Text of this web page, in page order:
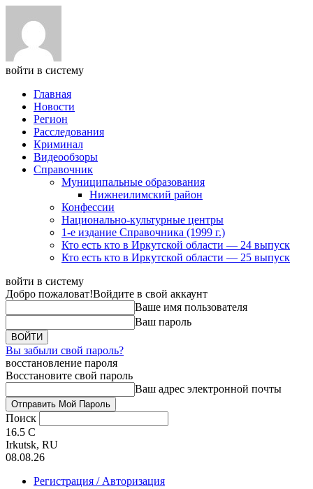
войти в систему
Главная
Новости
Регион
Расследования
Криминал
Видеообзоры
Справочник
Муниципальные образования
Нижнеилимский район
Конфессии
Национально-культурные центры
1-е издание Справочника (1999 г.)
Кто есть кто в Иркутской области — 24 выпуск
Кто есть кто в Иркутской области — 25 выпуск
войти в систему
Добро пожаловат!Войдите в свой аккаунт
Ваше имя пользователя
Ваш пароль
Вы забыли свой пароль?
восстановление пароля
Восстановите свой пароль
Ваш адрес электронной почты
Поиск
16.5 C
Irkutsk, RU
08.08.26
Регистрация / Авторизация